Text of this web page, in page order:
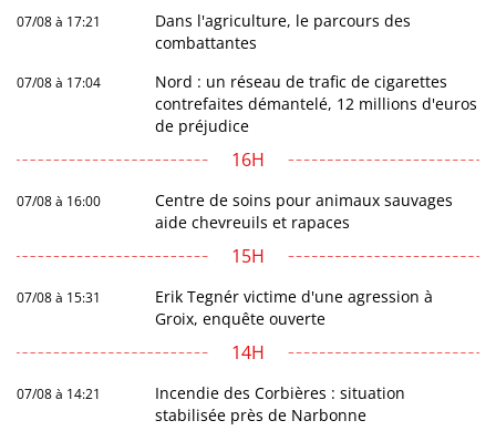
07/08 à 17:21
Dans l'agriculture, le parcours des
combattantes
07/08 à 17:04
Nord : un réseau de trafic de cigarettes
contrefaites démantelé, 12 millions d'euros
de préjudice
16H
07/08 à 16:00
Centre de soins pour animaux sauvages
aide chevreuils et rapaces
15H
07/08 à 15:31
Erik Tegnér victime d'une agression à
Groix, enquête ouverte
14H
07/08 à 14:21
Incendie des Corbières : situation
stabilisée près de Narbonne